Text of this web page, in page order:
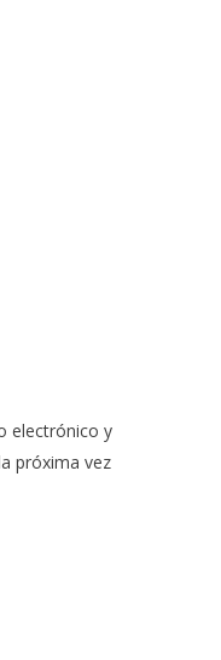
electrónico y
próxima vez